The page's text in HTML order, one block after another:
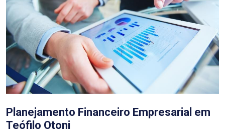
Planejamento Financeiro Empresarial em
Teófilo Otoni